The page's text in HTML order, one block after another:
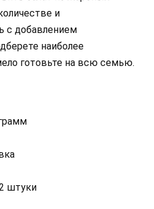
и
с добавлением
наиболее
готовьте на всю семью.
штуки